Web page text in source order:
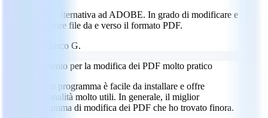
Ottima alternativa ad ADOBE. In grado di modificare e
convertire file da e verso il formato PDF.
Marco G.
Strumento per la modifica dei PDF molto pratico
Questo programma è facile da installare e offre
funzionalità molto utili. In generale, il miglior
programma di modifica dei PDF che ho trovato finora.